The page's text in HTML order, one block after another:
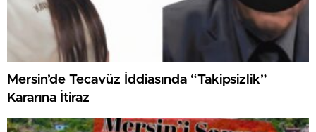
Mersin’de Tecavüz İddiasında “Takipsizlik”
Kararına İtiraz